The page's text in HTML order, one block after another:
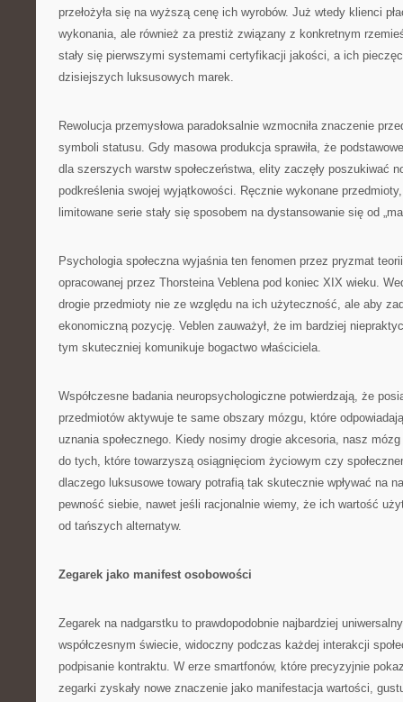
przełożyła się na wyższą cenę ich wyrobów. Już wtedy klienci
wykonania, ale również za prestiż związany z konkretnym
stały się pierwszymi systemami certyfikacji jakości, a ich
dzisiejszych luksusowych marek.
Rewolucja przemysłowa paradoksalnie wzmocniła znaczenie
symboli statusu. Gdy masowa produkcja sprawiła, że
dla szerszych warstw społeczeństwa, elity zaczęły poszukiwać
podkreślenia swojej wyjątkowości. Ręcznie wykonane
limitowane serie stały się sposobem na dystansowanie się od
Psychologia społeczna wyjaśnia ten fenomen przez pryzmat
opracowanej przez Thorsteina Veblena pod koniec XIX wieku.
drogie przedmioty nie ze względu na ich użyteczność, ale aby
ekonomiczną pozycję. Veblen zauważył, że im bardziej
tym skuteczniej komunikuje bogactwo właściciela.
Współczesne badania neuropsychologiczne potwierdzają, że
przedmiotów aktywuje te same obszary mózgu, które
uznania społecznego. Kiedy nosimy drogie akcesoria, nasz
do tych, które towarzyszą osiągnięciom życiowym czy
dlaczego luksusowe towary potrafią tak skutecznie wpływać na
pewność siebie, nawet jeśli racjonalnie wiemy, że ich wartość
od tańszych alternatyw.
Zegarek jako manifest osobowości
Zegarek na nadgarstku to prawdopodobnie najbardziej
współczesnym świecie, widoczny podczas każdej interakcji
podpisanie kontraktu. W erze smartfonów, które precyzyjnie
zegarki zyskały nowe znaczenie jako manifestacja wartości,